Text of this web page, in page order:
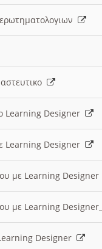
ερωτηματολογιων
ο Learning Designer
Learning Designer
με Learning
με Learning
Learning Designer